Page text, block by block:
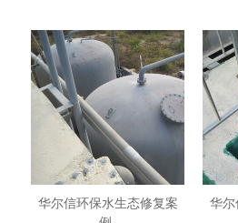
华尔信环保水生态修复案
华